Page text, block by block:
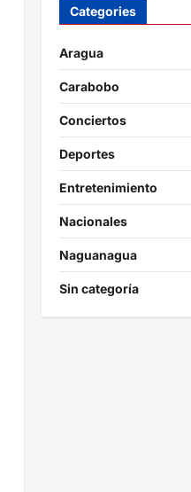
Categories
Aragua
Carabobo
Conciertos
Deportes
Entretenimiento
Nacionales
Naguanagua
Sin categoría